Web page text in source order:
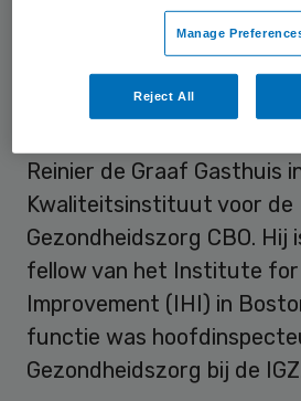
Schellekens is
Cliëntenraad van het
heeft jaren gewerkt als
Reinier de Graaf Gasthuis
Kwaliteitsinstituut voor de
Gezondheidszorg CBO. Hij
fellow van het Institute
Improvement (IHI) in
functie was
Gezondheidszorg bij de
Manage
Reject All